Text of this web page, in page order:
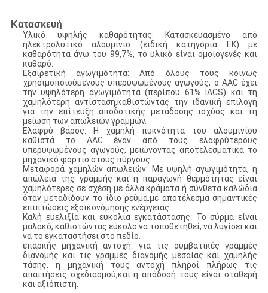
Κατασκευή
Υλικό υψηλής καθαρότητας: Κατασκευασμένο από
ηλεκτρολυτικό αλουμίνιο (ειδική κατηγορία ΕΚ) με
καθαρότητα άνω του 99,7%, το υλικό είναι ομοιογενές και
καθαρό.
Εξαιρετική αγωγιμότητα: Από όλους τους κοινώς
χρησιμοποιούμενους υπερυψωμένους αγωγούς, ο AAC έχει
την υψηλότερη αγωγιμότητα (περίπου 61% IACS) και τη
χαμηλότερη αντίσταση,καθιστώντας την ιδανική επιλογή
για την επίτευξη αποδοτικής μετάδοσης ισχύος και τη
μείωση των απωλειών γραμμών.
Ελαφρύ βάρος: Η χαμηλή πυκνότητα του αλουμινίου
καθιστά το AAC έναν από τους ελαφρύτερους
υπερυψωμένους αγωγούς, μειώνοντας αποτελεσματικά το
μηχανικό φορτίο στους πύργους.
Μεταφορά χαμηλών απωλειών: Με υψηλή αγωγιμότητα, η
απώλεια της γραμμής και η παραγωγή θερμότητας είναι
χαμηλότερες σε σχέση με άλλα κράματα ή σύνθετα καλώδια
όταν μεταδίδουν το ίδιο ρεύμα,με αποτέλεσμα σημαντικές
επιπτώσεις εξοικονόμησης ενέργειας.
Καλή ευελιξία και ευκολία εγκατάστασης: Το σύρμα είναι
μαλακό, καθιστώντας εύκολο να τοποθετηθεί, να λυγίσει και
να το εγκαταστήσει στο πεδίο.
επαρκής μηχανική αντοχή: για τις συμβατικές γραμμές
διανομής και τις γραμμές διανομής μεσαίας και χαμηλής
τάσης, η μηχανική τους αντοχή πληροί πλήρως τις
απαιτήσεις σχεδιασμού,και η απόδοσή τους είναι σταθερή
και αξιόπιστη.